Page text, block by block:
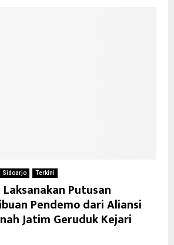
Sidoarjo Terkini
Putusan
Pendemo dari Aliansi
Jatim Geruduk Kejari